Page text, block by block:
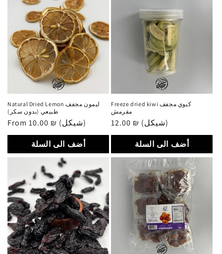
Natural Dried Lemon ليمون مجفف
طبيعي (بدون سكر)
Regular
price
From 10.00 ₪ (شيكل)
أضف الى السلة
Freeze dried kiwi كيوي مجفف
مقرمش
Regular
price
12.00 ₪ (شيكل)
أضف الى السلة